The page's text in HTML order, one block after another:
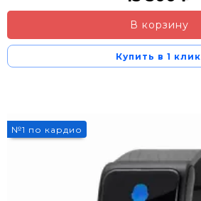
В корзину
Купить в 1 клик
№1 по кардио